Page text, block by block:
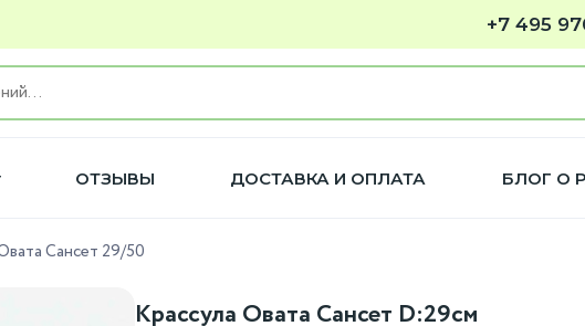
+7 495
ОТЗЫВЫ ДОСТАВКА И ОПЛАТА БЛОГ О
Сансет 29/50
Крассула Овата Сансет D:29см